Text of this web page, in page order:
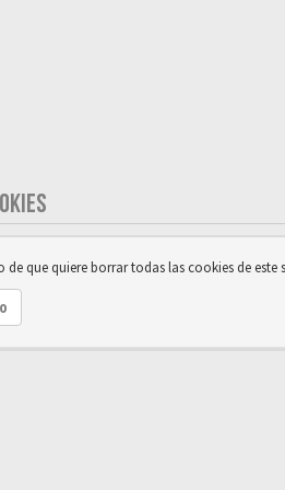
de que quiere borrar todas las cookies de este